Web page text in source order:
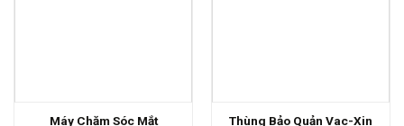
Máy Chăm Sóc Mắt
Thùng Bảo Quản Vac-Xin